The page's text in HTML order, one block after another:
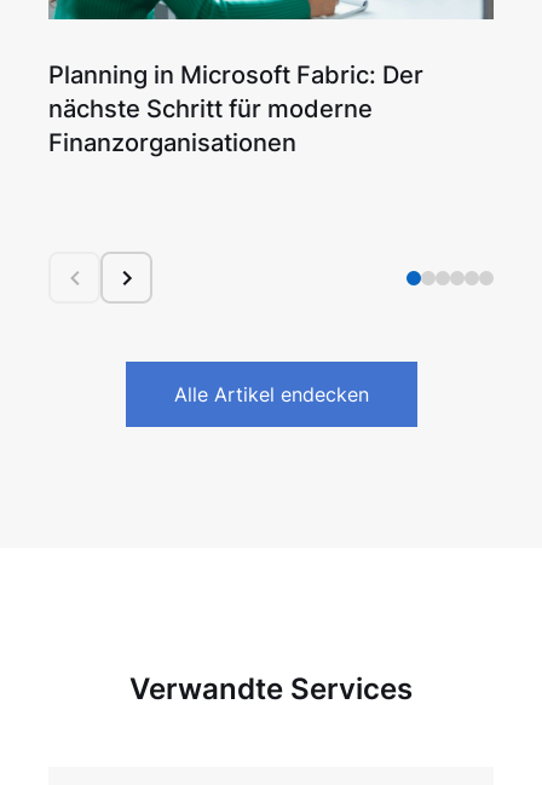
Planning in Microsoft Fabric: Der
nächste Schritt für moderne
Finanzorganisationen
Alle Artikel endecken
Verwandte Services